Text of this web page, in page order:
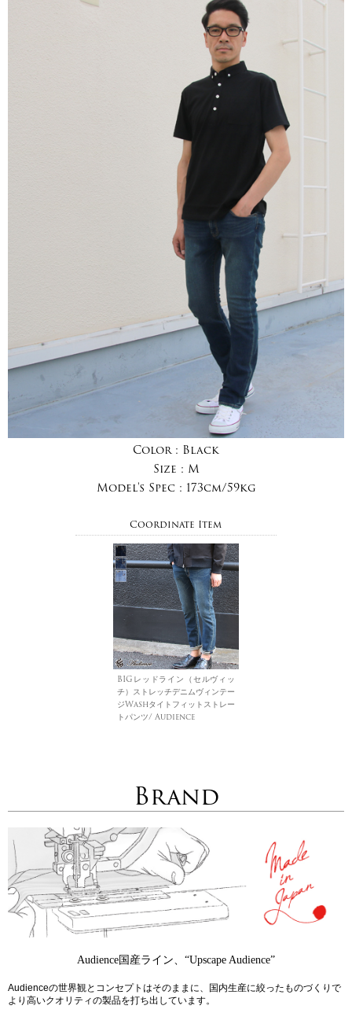
Color : Black
Size : M
Model's Spec : 173cm/59kg
Coordinate Item
BIGレッドライン（セルヴィッ
チ）ストレッチデニムヴィンテー
ジWashタイトフィットストレー
トパンツ/ Audience
Brand
Audience国産ライン、“Upscape Audience”
Audienceの世界観とコンセプトはそのままに、国内生産に絞ったものづくりで
より高いクオリティの製品を打ち出しています。